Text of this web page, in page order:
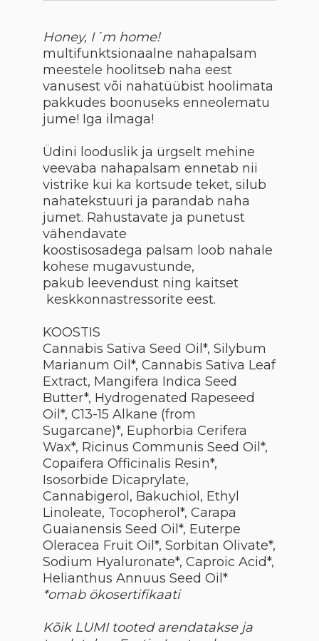
Honey, I´m home!
multifunktsionaalne nahapalsam
meestele hoolitseb naha eest
vanusest või nahatüübist hoolimata
pakkudes boonuseks enneolematu
jume! Iga ilmaga!
Üdini looduslik ja ürgselt mehine
veevaba nahapalsam ennetab nii
vistrike kui ka kortsude teket, silub
nahatekstuuri ja parandab naha
jumet. Rahustavate ja punetust
vähendavate
koostisosadega palsam loob nahale
kohese mugavustunde,
pakub leevendust ning kaitset
keskkonnastressorite eest.
KOOSTIS
Cannabis Sativa Seed Oil*, Silybum
Marianum Oil*, Cannabis Sativa Leaf
Extract, Mangifera Indica Seed
Butter*, Hydrogenated Rapeseed
Oil*, C13-15 Alkane (from
Sugarcane)*, Euphorbia Cerifera
Wax*, Ricinus Communis Seed Oil*,
Copaifera Officinalis Resin*,
Isosorbide Dicaprylate,
Cannabigerol, Bakuchiol, Ethyl
Linoleate, Tocopherol*, Carapa
Guaianensis Seed Oil*, Euterpe
Oleracea Fruit Oil*, Sorbitan Olivate*,
Sodium Hyaluronate*, Caproic Acid*,
Helianthus Annuus Seed Oil*
*omab ökosertifikaati
Kõik LUMI tooted arendatakse ja